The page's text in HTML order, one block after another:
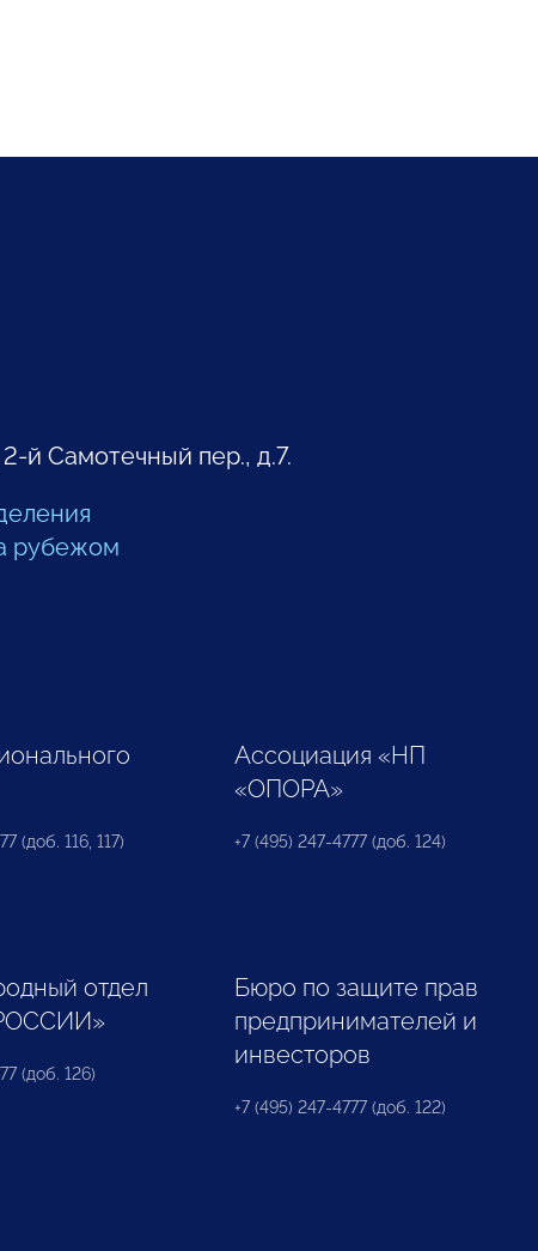
2-й Самотечный пер., д.7.
рубежом
(доб. 116, 117)
Ассоциация «НП
«ОПОРА»
+7 (495) 247-4777 (доб. 124)
отдел
(доб. 126)
Бюро по защите прав
предпринимателей и
инвесторов
+7 (495) 247-4777 (доб. 122)